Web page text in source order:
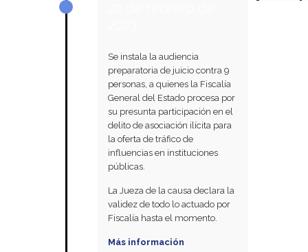
Se instala la audiencia
preparatoria de juicio contra 9
personas, a quienes la Fiscalía
General del Estado procesa por
su presunta participación en el
delito de asociación ilícita para
la oferta de tráfico de
influencias en instituciones
públicas.
La Jueza de la causa declara la
validez de todo lo actuado por
Fiscalía hasta el momento.
Más información